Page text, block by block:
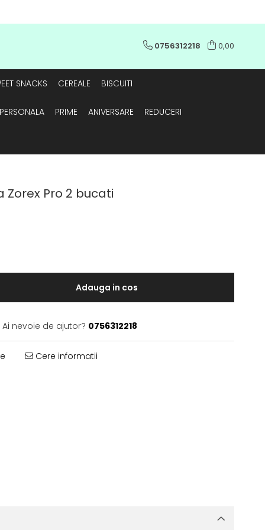
0756312218 0,00
SNACKS CEREALE BISCUITI
PRIME ANIVERSARE REDUCERI
Pro 2 bucati
Adauga in cos
Ai nevoie de ajutor? 0756312218
Cere informatii